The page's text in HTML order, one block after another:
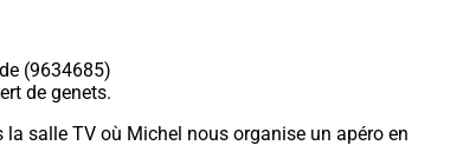
(9634685)
de genets.
la salle TV où Michel nous organise un apéro en